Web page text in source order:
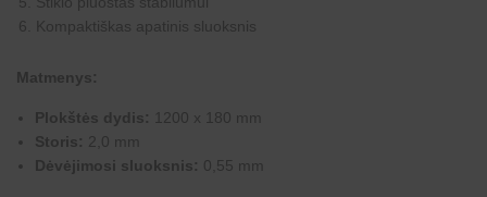
Kompaktiškas apatinis sluoksnis
Matmenys:
Plokštės dydis:
1200 x 180 mm
Storis: 2,0 mm
Dėvėjimosi sluoksnis: 0,55 mm